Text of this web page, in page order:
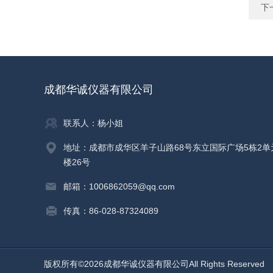
下
成都华诚仪器有限公司
联系人：杨小姐
地址：成都市成华区羊子山路68号东立国际广场5栋2单
楼26号
邮箱：1006862059@qq.com
传真：86-028-87324089
版权所有©2026成都华诚仪器有限公司All Rights